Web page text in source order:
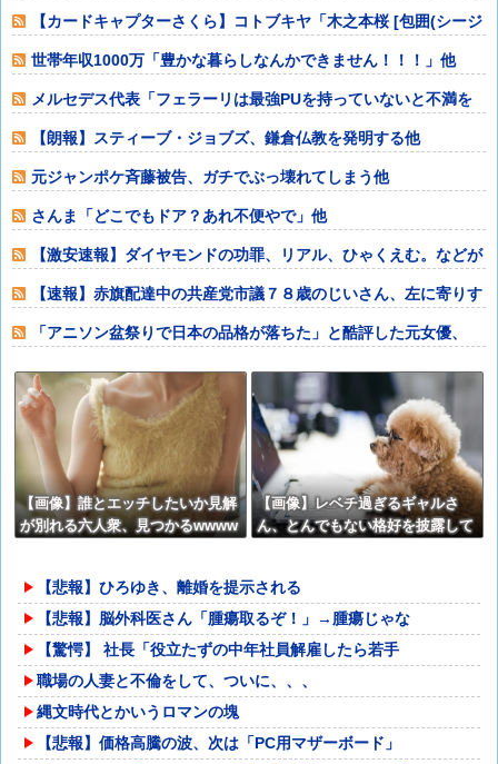
一切無いからよ
【カードキャプターさくら】コトブキヤ「木之本桜 [包囲(シージ
ュ)]コス
世帯年収1000万「豊かな暮らしなんかできません！！！」他
メルセデス代表「フェラーリは最強PUを持っていないと不満を
言うがに非常に
【朗報】スティーブ・ジョブズ、鎌倉仏教を発明する他
元ジャンポケ斉藤被告、ガチでぶっ壊れてしまう他
さんま「どこでもドア？あれ不便やで」他
【激安速報】ダイヤモンドの功罪、リアル、ひゃくえむ。などが
Kindle実
【速報】赤旗配達中の共産党市議７８歳のじいさん、左に寄りす
ぎたか車で民家
「アニソン盆祭りで日本の品格が落ちた」と酷評した元女優、
【画像】誰とエッチしたいか見解
が別れる六人衆、見つかるwwww
【画像】レベチ過ぎるギャルさ
ん、とんでもない格好を披露して
【悲報】ひろゆき、離婚を提示される
【悲報】脳外科医さん「腫瘍取るぞ！」→腫瘍じゃな
【驚愕】 社長「役立たずの中年社員解雇したら若手
職場の人妻と不倫をして、ついに、、、
縄文時代とかいうロマンの塊
【悲報】価格高騰の波、次は「PC用マザーボード」